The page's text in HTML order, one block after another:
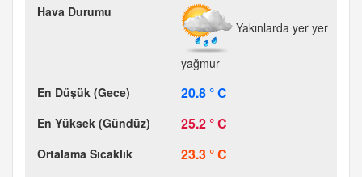
Yakınlarda yer yer
yağmur
20.8 ° C
25.2 ° C
23.3 ° C